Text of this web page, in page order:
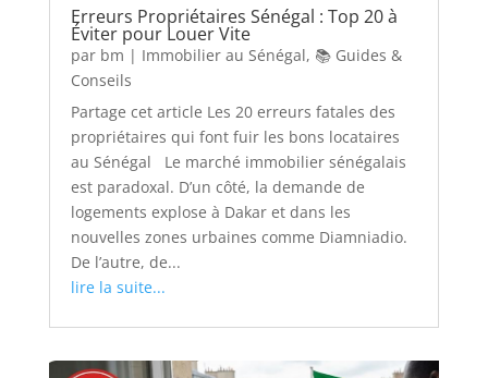
Erreurs Propriétaires Sénégal : Top 20 à
Éviter pour Louer Vite
par bm | Immobilier au Sénégal, 📚 Guides &
Conseils
Partage cet article Les 20 erreurs fatales des
propriétaires qui font fuir les bons locataires
au Sénégal Le marché immobilier sénégalais
est paradoxal. D’un côté, la demande de
logements explose à Dakar et dans les
nouvelles zones urbaines comme Diamniadio.
De l’autre, de...
lire la suite...